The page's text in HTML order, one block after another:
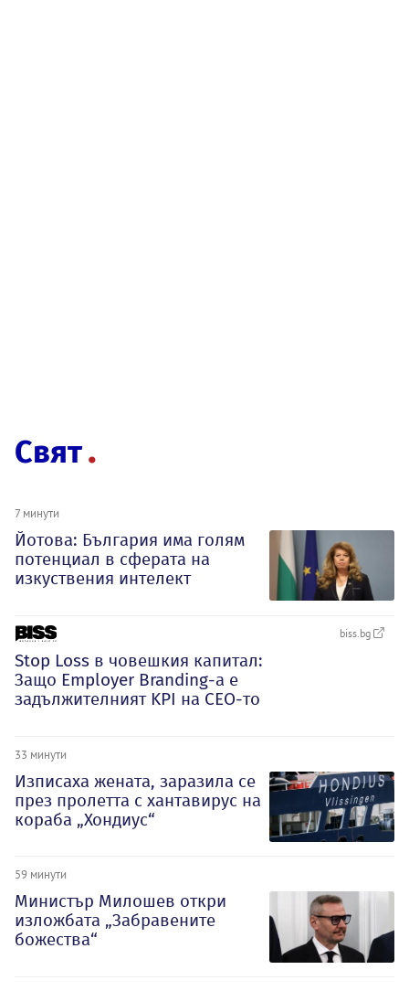
Свят
7 минути
Йотова: България има голям
потенциал в сферата на
изкуствения интелект
biss.bg
Stop Loss в човешкия капитал:
Защо Employer Branding-а е
задължителният KPI на CEO-то
33 минути
Изписаха жената, заразила се
през пролетта с хантавирус на
кораба „Хондиус“
59 минути
Министър Милошев откри
изложбата „Забравените
божества“